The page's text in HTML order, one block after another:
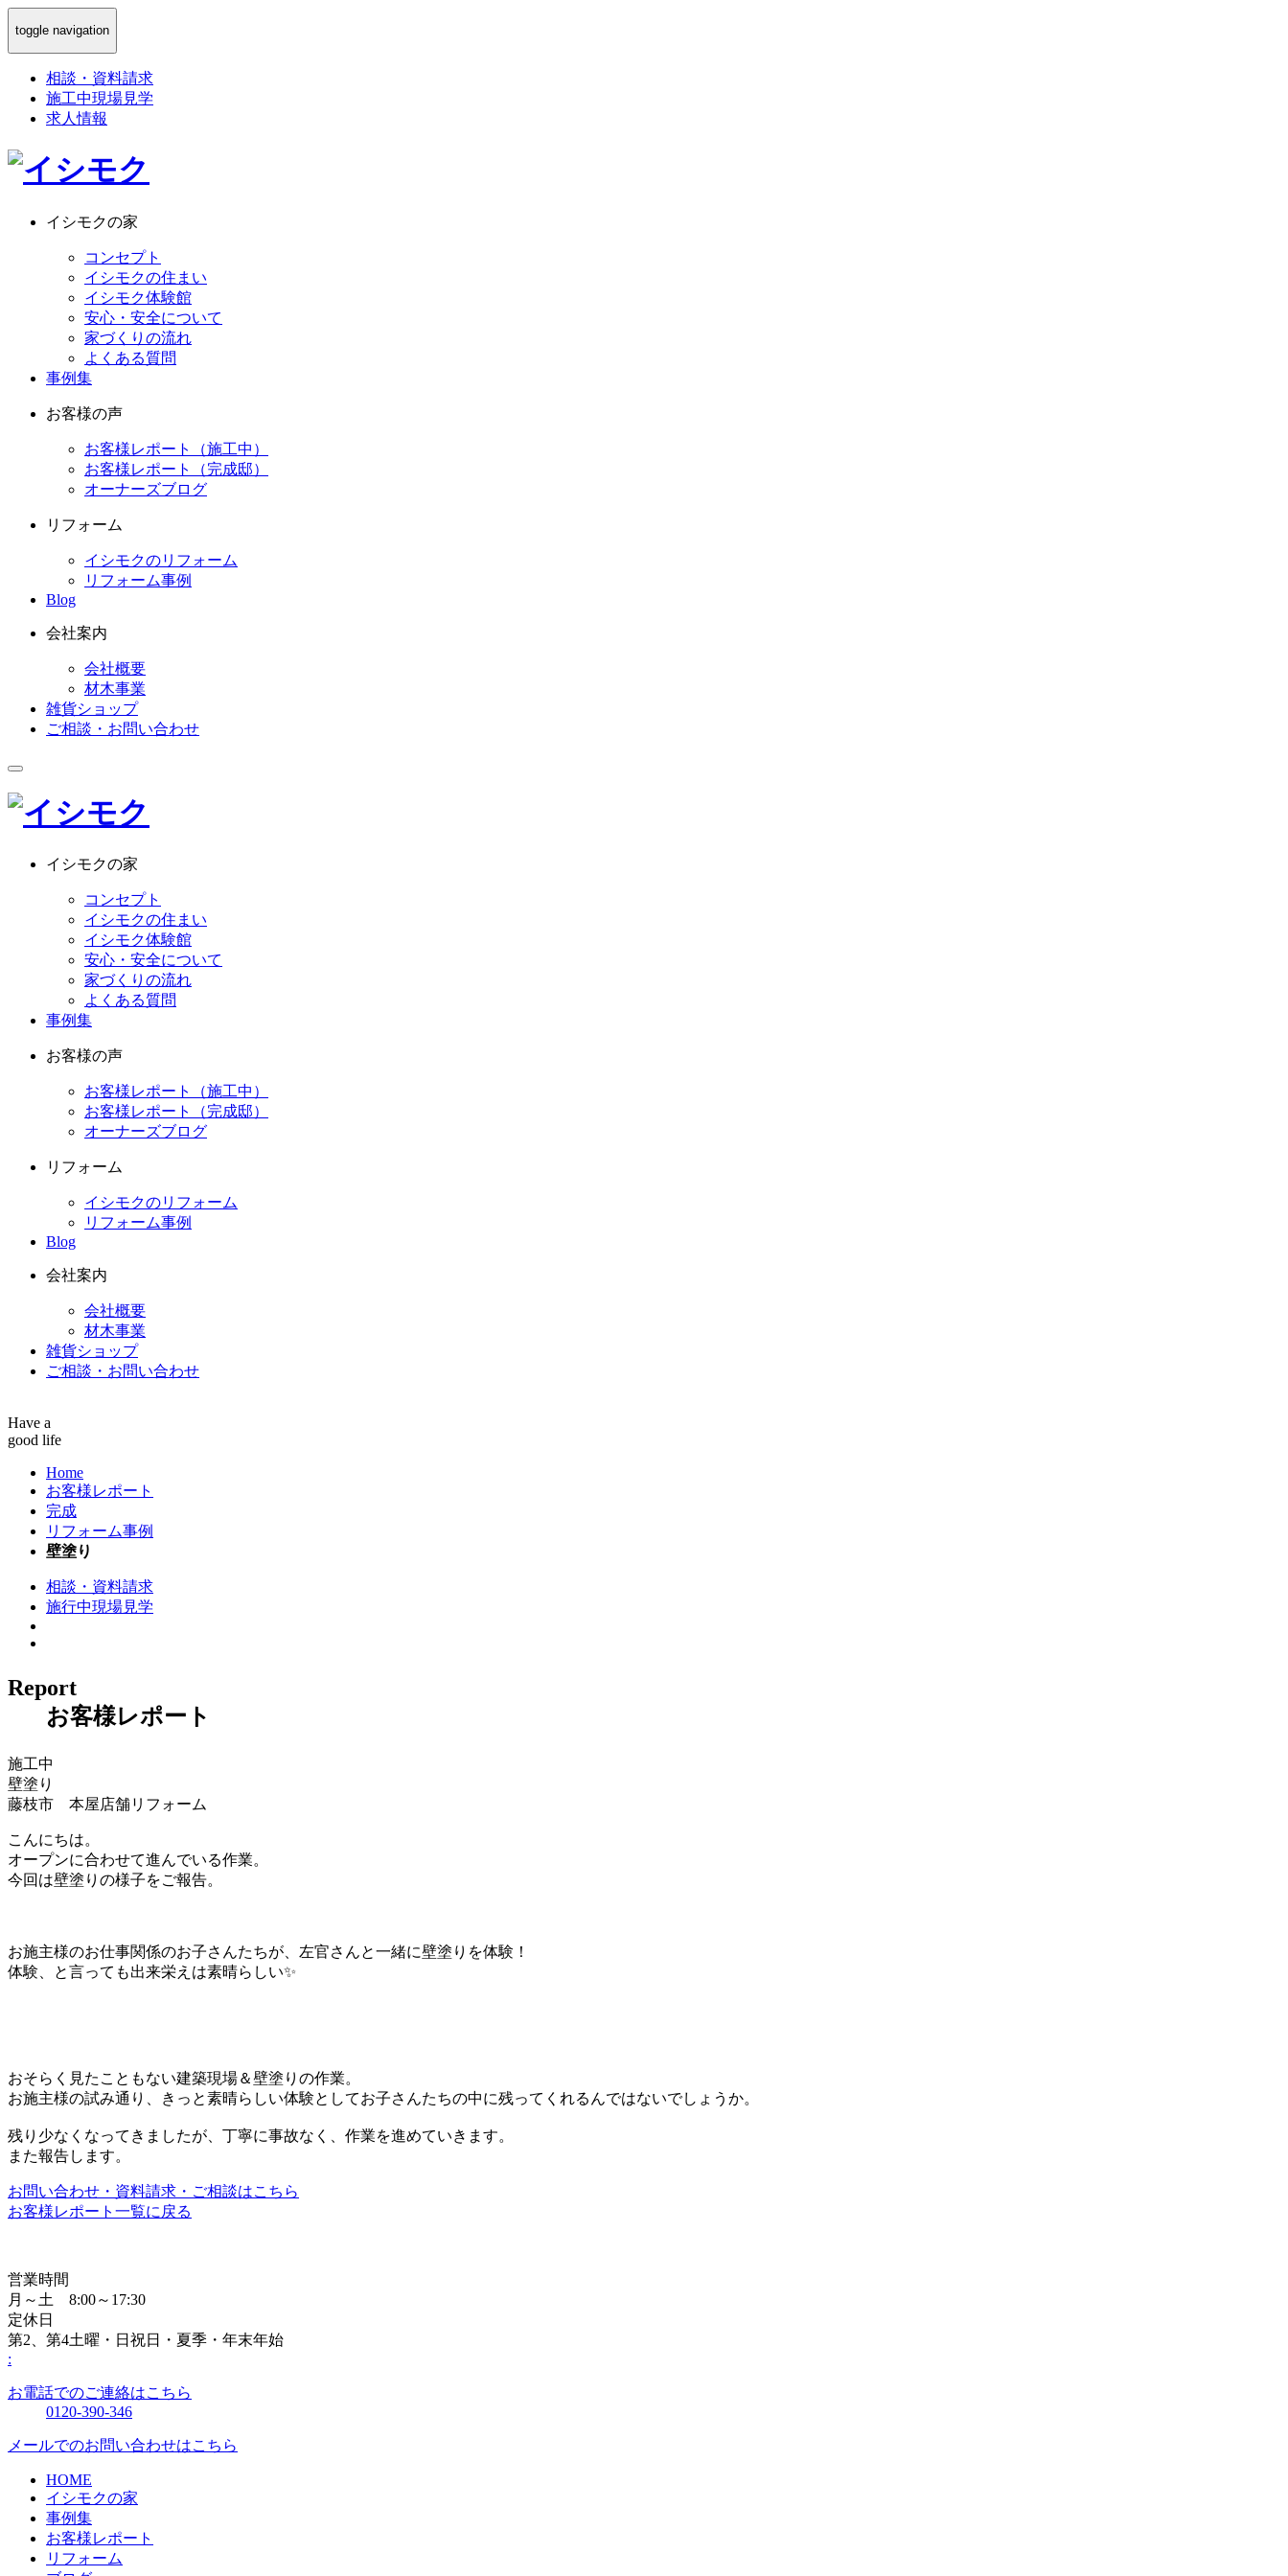
toggle navigation
相談 ・ 資料請求
施工中現場見学
求人情報
イシモクの家
コンセプト
イシモクの住まい
イシモク体験館
安心・安全について
家づくりの流れ
よくある質問
事例集
お客様の声
お客様レポート（施工中）
お客様レポート（完成邸）
オーナーズブログ
リフォーム
イシモクのリフォーム
リフォーム事例
Blog
会社案内
会社概要
材木事業
雑貨ショップ
ご相談・お問い合わせ
イシモクの家
コンセプト
イシモクの住まい
イシモク体験館
安心・安全について
家づくりの流れ
よくある質問
事例集
お客様の声
お客様レポート（施工中）
お客様レポート（完成邸）
オーナーズブログ
リフォーム
イシモクのリフォーム
リフォーム事例
Blog
会社案内
会社概要
材木事業
雑貨ショップ
ご相談・お問い合わせ
Have a
good life
Home
お客様レポート
完成
リフォーム事例
壁塗り
相談・資料請求
施行中現場見学
Report
お客様レポート
施工中
壁塗り
藤枝市 本屋店舗リフォーム
こんにちは。
オープンに合わせて進んでいる作業。
今回は壁塗りの様子をご報告。
お施主様のお仕事関係のお子さんたちが、左官さんと一緒に壁塗りを体験！
体験、と言っても出来栄えは素晴らしい✨
おそらく見たこともない建築現場＆壁塗りの作業。
お施主様の試み通り、きっと素晴らしい体験としてお子さんたちの中に残ってくれるんではないでしょうか。
残り少なくなってきましたが、丁寧に事故なく、作業を進めていきます。
また報告します。
お問い合わせ・資料請求・ご相談はこちら
お客様レポート一覧に戻る
営業時間
月～土 8:00～17:30
定休日
第2、第4土曜・日祝日・夏季・年末年始
:
お電話でのご連絡はこちら
0120-390-346
メールでのお問い合わせはこちら
HOME
イシモクの家
事例集
お客様レポート
リフォーム